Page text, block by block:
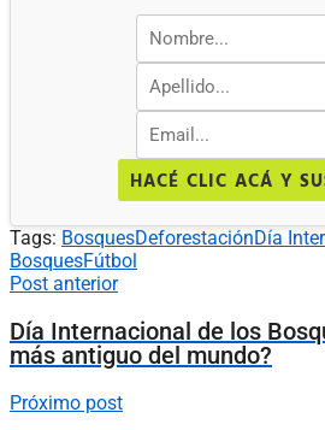
HACÉ CLIC ACÁ Y
Tags: BosquesDeforestaciónDía
BosquesFútbol
Post anterior
Día Internacional de los
más antiguo del mundo?
Próximo post